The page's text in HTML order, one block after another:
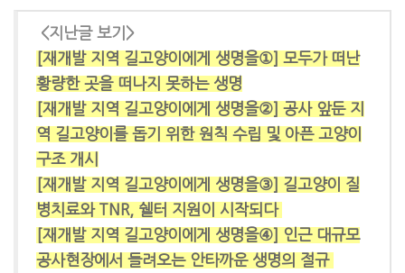
<지난글 보기>
[재개발 지역 길고양이에게 생명을①] 모두가 떠난
황량한 곳을 떠나지 못하는 생명
[재개발 지역 길고양이에게 생명을②] 공사 앞둔 지
역 길고양이를 돕기 위한 원칙 수립 및 아픈 고양이
구조 개시
[재개발 지역 길고양이에게 생명을③] 길고양이 질
병치료와 TNR, 쉘터 지원이 시작되다
[재개발 지역 길고양이에게 생명을④] 인근 대규모
공사현장에서 들려오는 안타까운 생명의 절규